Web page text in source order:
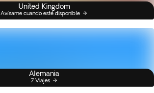
United Kingdom
Avísame cuando esté disponible
Alemania
7 Viajes